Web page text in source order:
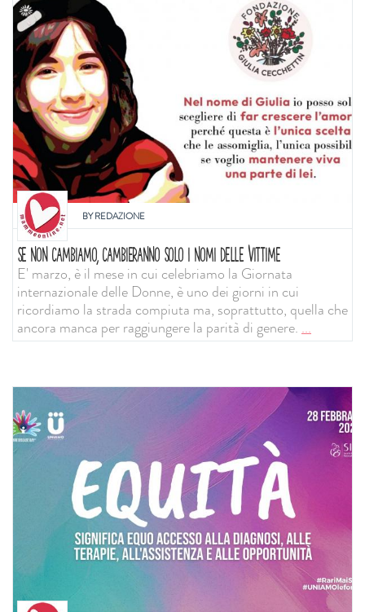
BYREDAZIONE
SE NON CAMBIAMO, CAMBIERANNO SOLO I NOMI DELLE VITTIME
E' marzo, è il mese in cui celebriamo la Giornata
internazionale delle Donne, è uno dei giorni in cui
ricordiamo la strada compiuta ma, soprattutto, quella che
ancora manca per raggiungere la parità di genere. ...